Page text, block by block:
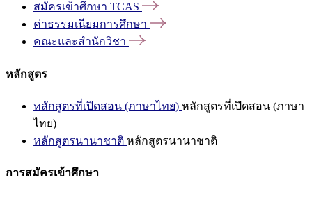
สมัครเข้าศึกษา TCAS
ค่าธรรมเนียมการศึกษา
คณะและสำนักวิชา
หลักสูตร
หลักสูตรที่เปิดสอน (ภาษาไทย) หลักสูตรที่เปิดสอน (ภาษา
ไทย)
หลักสูตรนานาชาติ หลักสูตรนานาชาติ
การสมัครเข้าศึกษา